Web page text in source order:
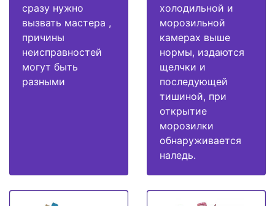
сразу нужно
вызвать мастера ,
причины
неисправностей
могут быть
разными
холодильной и
морозильной
камерах выше
нормы, издаются
щелчки и
последующей
тишиной, при
открытие
морозилки
обнаруживается
наледь.